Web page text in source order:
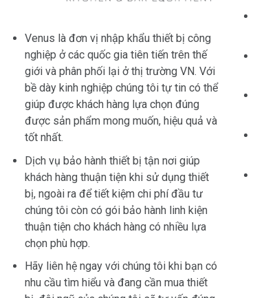
Venus là đơn vị nhập khẩu thiết bị công
nghiệp ở các quốc gia tiên tiến trên thế
giới và phân phối lại ở thị trường VN. Với
bề dày kinh nghiệp chúng tôi tự tin có thể
giúp được khách hàng lựa chọn đúng
được sản phẩm mong muốn, hiệu quả và
tốt nhất.
Dịch vụ bảo hành thiết bị tận nơi giúp
khách hàng thuận tiện khi sử dụng thiết
bị, ngoài ra để tiết kiệm chi phí đầu tư
chúng tôi còn có gói bảo hành linh kiện
thuận tiện cho khách hàng có nhiều lựa
chọn phù hợp.
Hãy liên hệ ngay với chúng tôi khi bạn có
nhu cầu tìm hiểu và đang cần mua thiết